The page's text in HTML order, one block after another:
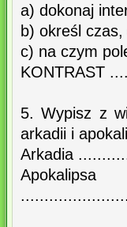
a) dokonaj
b) określ
c) na czym
KONTRAST
5. Wypisz z
arkadii i
Arkadia
Apokalipsa